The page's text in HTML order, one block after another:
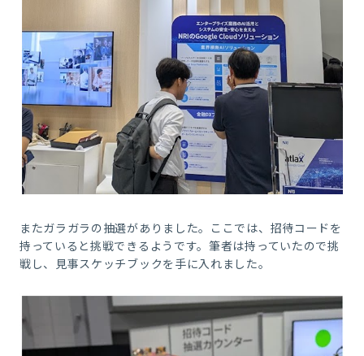
またガラガラの抽選がありました。ここでは、招待コードを
持っていると挑戦できるようです。筆者は持っていたので挑
戦し、見事スケッチブックを手に入れました。